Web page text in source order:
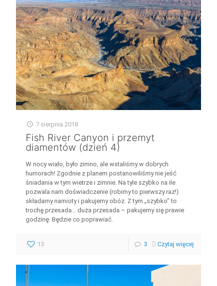
7 sierpnia 2018
Fish River Canyon i przemyt
diamentów (dzień 4)
W nocy wiało, było zimno, ale wstaliśmy w dobrych
humorach! Zgodnie z planem postanowiliśmy nie jeść
śniadania w tym wietrze i zimnie. Na tyle szybko na ile
pozwala nam doświadczenie (robimy to pierwszy raz!)
składamy namioty i pakujemy obóz. Z tym „szybko” to
trochę przesada… duża przesada – pakujemy się prawie
godzinę. Będzie co poprawiać.
13 3 Czytaj więcej